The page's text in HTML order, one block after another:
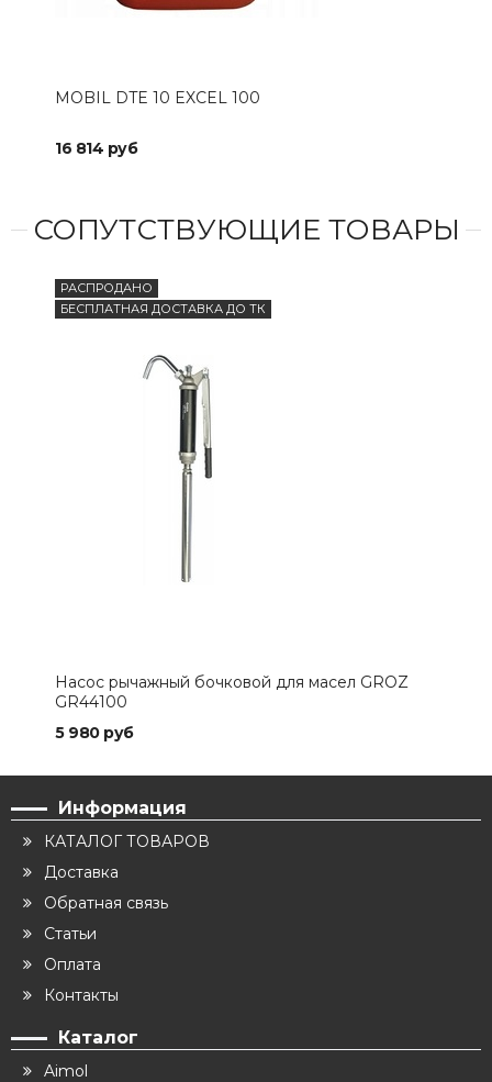
MOBIL DTE 10 EXCEL 100
16 814 руб
СОПУТСТВУЮЩИЕ ТОВАРЫ
РАСПРОДАНО
БЕСПЛАТНАЯ ДОСТАВКА ДО ТК
Насос рычажный бочковой для масел GROZ
GR44100
5 980 руб
Информация
КАТАЛОГ ТОВАРОВ
Доставка
Обратная связь
Статьи
Оплата
Контакты
Каталог
Aimol